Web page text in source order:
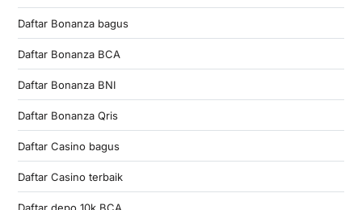
Daftar Bonanza bagus
Daftar Bonanza BCA
Daftar Bonanza BNI
Daftar Bonanza Qris
Daftar Casino bagus
Daftar Casino terbaik
Daftar depo 10k BCA